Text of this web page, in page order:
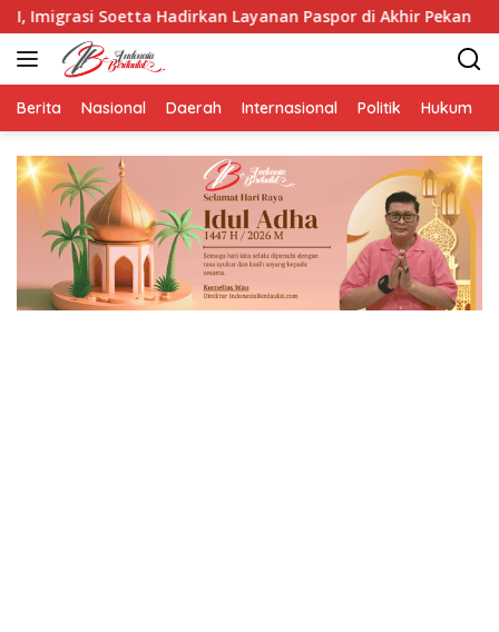
Langsung
ke
konten
Layanan Paspor di Akhir Pekan LBH HIMNI
Berita Nasional Daerah Internasional Politik Hukum